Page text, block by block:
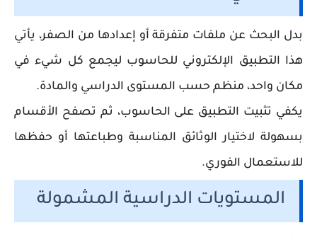
بدل البحث عن ملفات متفرقة أو إعدادها من الصفر، يأتي
هذا التطبيق الإلكتروني للحاسوب ليجمع كل شيء في
مكان واحد، منظم حسب المستوى الدراسي والمادة.
يكفي تثبيت التطبيق على الحاسوب، ثم تصفح الأقسام
بسهولة لاختيار الوثائق المناسبة وطباعتها أو حفظها
للاستعمال الفوري.
المستويات الدراسية المشمولة